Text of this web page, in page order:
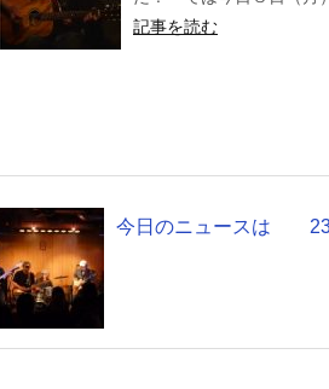
記事を読む
今日のニュースは 23